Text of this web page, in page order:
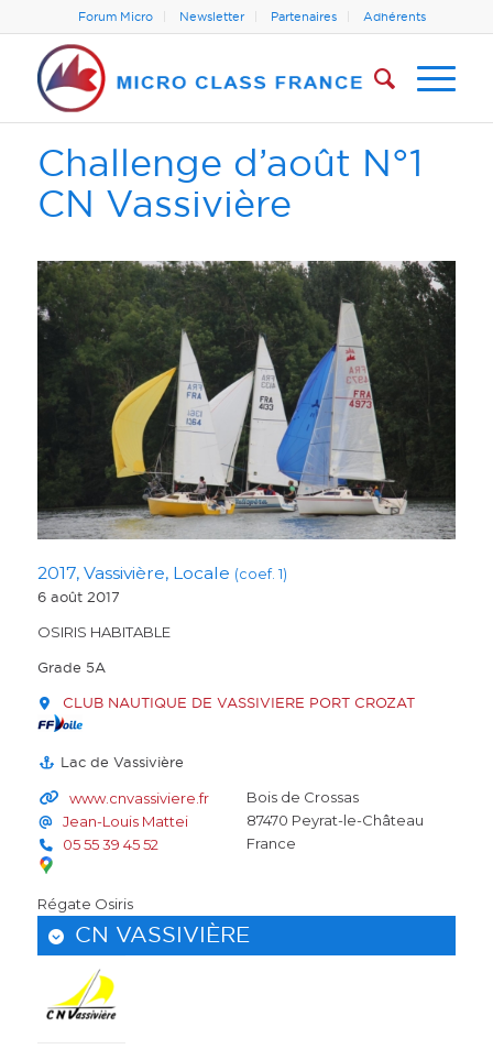
Forum Micro Newsletter Partenaires Adhérents
Challenge d’août N°1
CN Vassivière
2017, Vassivière, Locale (coef. 1)
6 août 2017
OSIRIS HABITABLE
Grade 5A
CLUB NAUTIQUE DE VASSIVIERE PORT CROZAT
Lac de Vassivière
www.cnvassiviere.fr
Jean-Louis Mattei
05 55 39 45 52
Bois de Crossas
87470 Peyrat-le-Château
France
Régate Osiris
CN VASSIVIÈRE